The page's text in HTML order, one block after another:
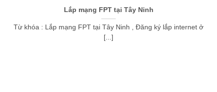
Lắp mạng FPT tại Tây Ninh
Từ khóa : Lắp mạng FPT tại Tây Ninh , Đăng ký lắp internet ở
[...]